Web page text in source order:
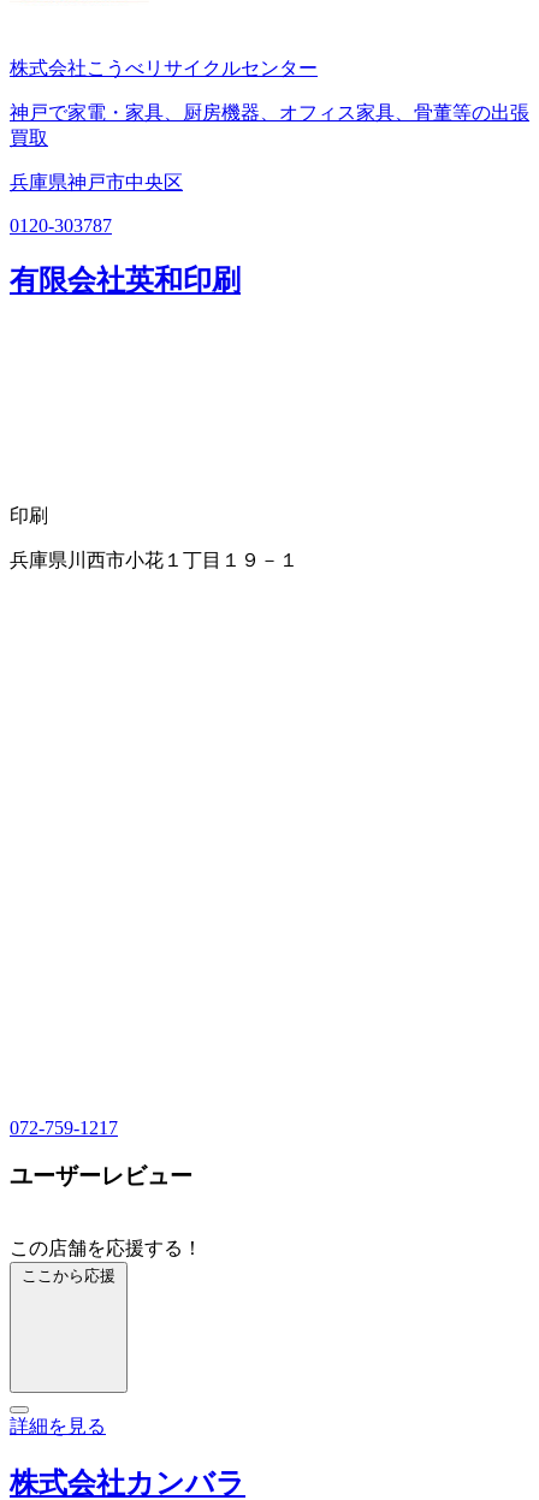
株式会社こうべリサイクルセンター
神戸で家電・家具、厨房機器、オフィス家具、骨董等の出張
買取
兵庫県神戸市中央区
0120-303787
有限会社英和印刷
印刷
兵庫県川西市小花１丁目１９－１
072-759-1217
ユーザーレビュー
この店舗を応援する！
ここから応援
詳細を見る
株式会社カンバラ